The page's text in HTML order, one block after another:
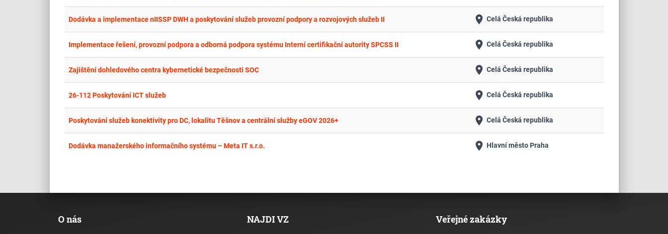
Dodávka a implementace nIISSP DWH a poskytování služeb provozní podpory a rozvojových služeb II place Celá Česká republika
Implementace řešení, provozní podpora a odborná podpora systému Interní certifikační autority SPCSS II place Celá Česká republika
Zajištění dohledového centra kybernetické bezpečnosti SOC place Celá Česká republika
26-112 Poskytování ICT služeb place Celá Česká republika
Poskytování služeb konektivity pro DC, lokalitu Těšnov a centrální služby eGOV 2026+ place Celá Česká republika
Dodávka manažerského informačního systému – Meta IT s.r.o. place Hlavní město Praha
O nás NAJDI VZ Veřejné zakázky